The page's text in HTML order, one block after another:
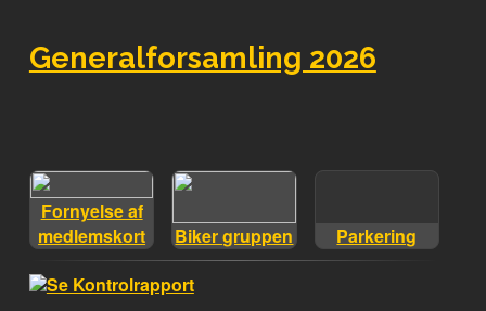
Generalforsamling 2026
Fornyelse af
medlemskort
Biker gruppen Parkering